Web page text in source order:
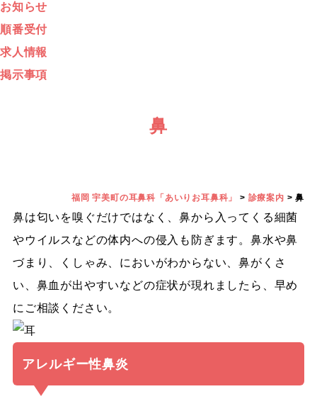
お知らせ
順番受付
求人情報
掲示事項
鼻
福岡 宇美町の耳鼻科「あいりお耳鼻科」 > 診療案内 >鼻
鼻は匂いを嗅ぐだけではなく、鼻から入ってくる細菌
やウイルスなどの体内への侵入も防ぎます。鼻水や鼻
づまり、くしゃみ、においがわからない、鼻がくさ
い、鼻血が出やすいなどの症状が現れましたら、早め
にご相談ください。
アレルギー性鼻炎